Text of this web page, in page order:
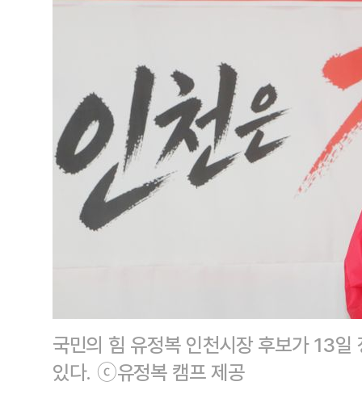
국민의 힘 유정복 인천시장 후보가 13
있다. ⓒ유정복 캠프 제공